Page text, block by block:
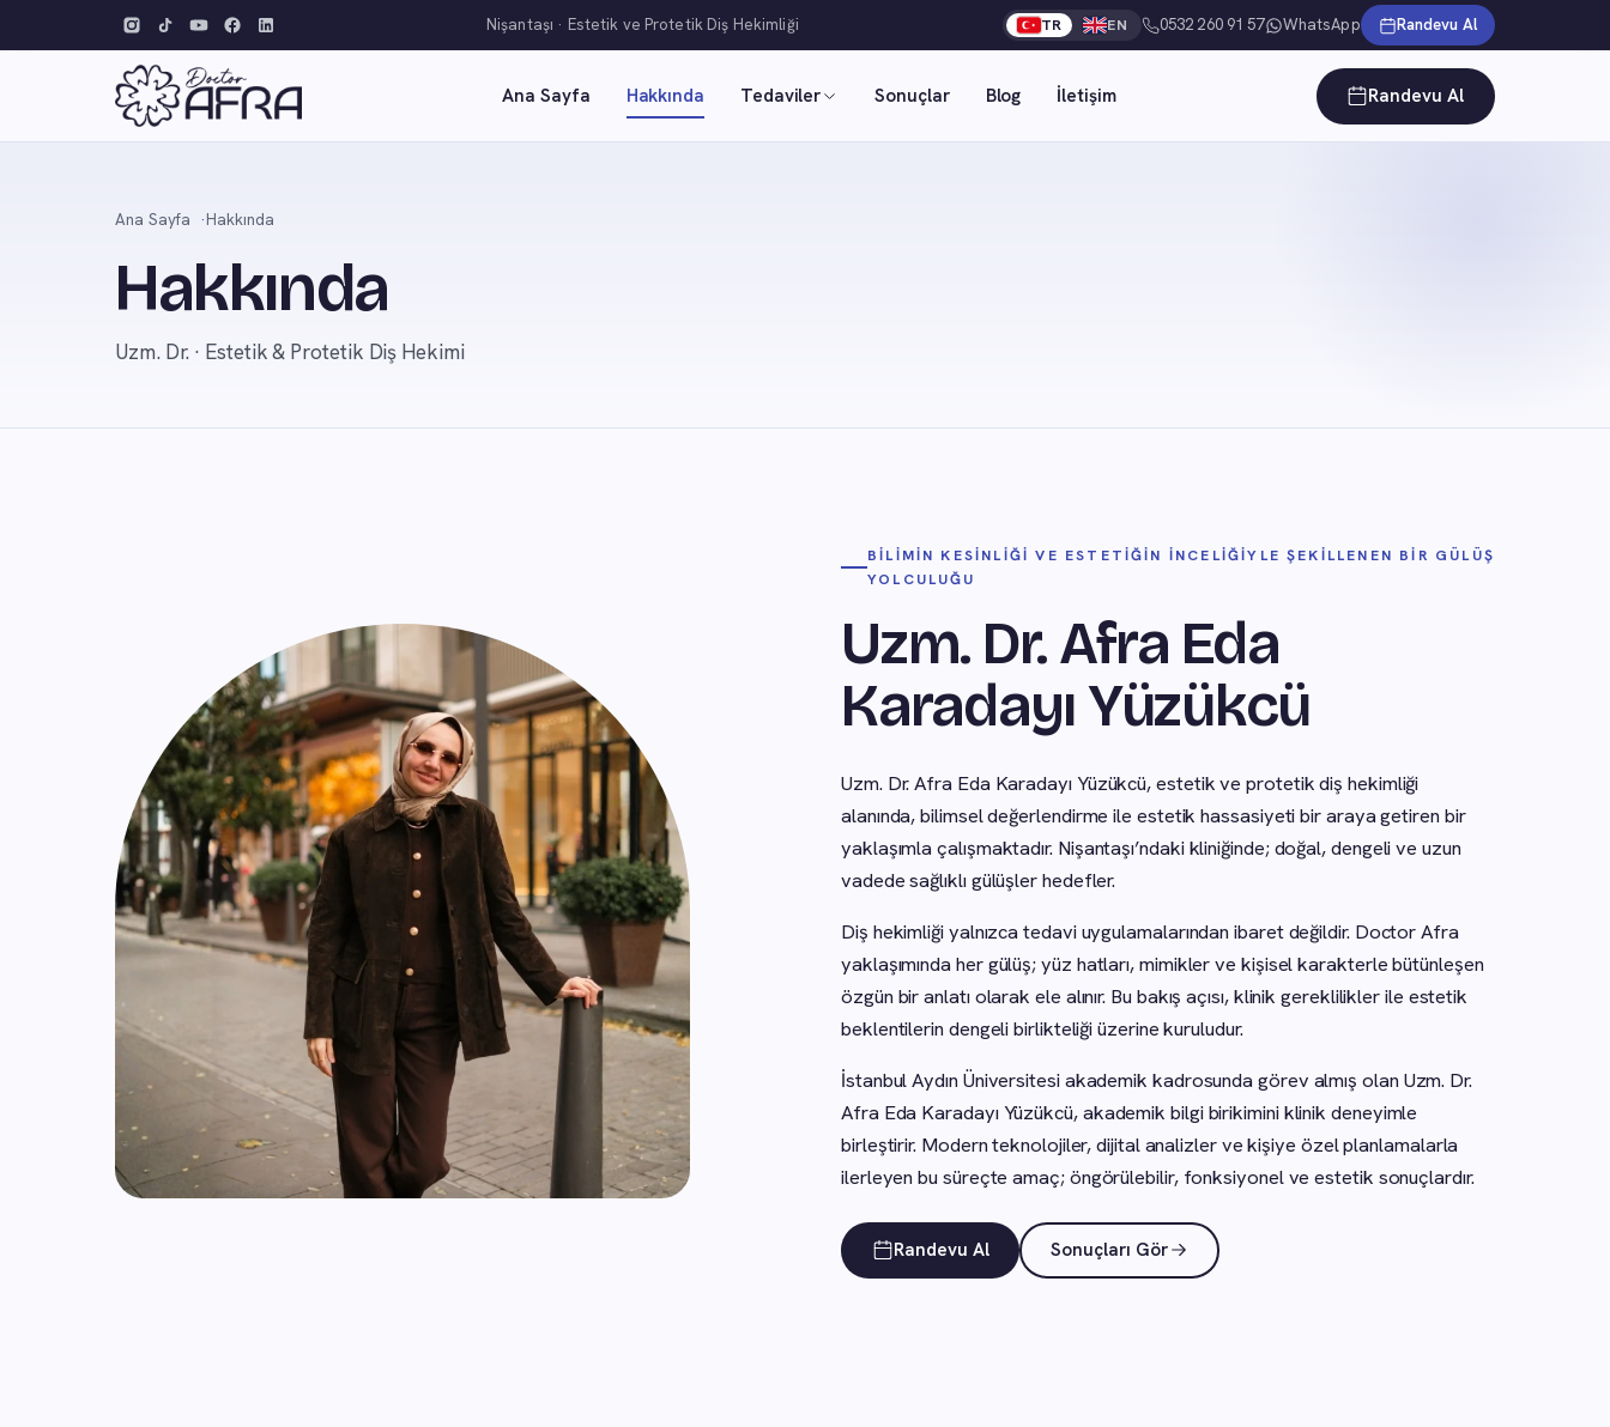
Nişantaşı · Estetik ve Protetik Diş Hekimliği TR EN 0532 260 91 57 WhatsApp Randevu Al
Ana Sayfa Hakkında Tedaviler Sonuçlar Blog İletişim Randevu Al
Ana Sayfa Hakkında
Hakkında
Uzm. Dr. · Estetik & Protetik Diş Hekimi
BILIMIN KESINLIĞI VE ESTETIĞIN İNCELIĞIYLE ŞEKILLENEN BIR GÜLÜŞ
YOLCULUĞU
Uzm. Dr. Afra Eda
Karadayı Yüzükcü
Uzm. Dr. Afra Eda Karadayı Yüzükcü, estetik ve protetik diş hekimliği
alanında, bilimsel değerlendirme ile estetik hassasiyeti bir araya getiren bir
yaklaşımla çalışmaktadır. Nişantaşı’ndaki kliniğinde; doğal, dengeli ve uzun
vadede sağlıklı gülüşler hedefler.
Diş hekimliği yalnızca tedavi uygulamalarından ibaret değildir. Doctor Afra
yaklaşımında her gülüş; yüz hatları, mimikler ve kişisel karakterle bütünleşen
özgün bir anlatı olarak ele alınır. Bu bakış açısı, klinik gereklilikler ile estetik
beklentilerin dengeli birlikteliği üzerine kuruludur.
İstanbul Aydın Üniversitesi akademik kadrosunda görev almış olan Uzm. Dr.
Afra Eda Karadayı Yüzükcü, akademik bilgi birikimini klinik deneyimle
birleştirir. Modern teknolojiler, dijital analizler ve kişiye özel planlamalarla
ilerleyen bu süreçte amaç; öngörülebilir, fonksiyonel ve estetik sonuçlardır.
Randevu Al Sonuçları Gör